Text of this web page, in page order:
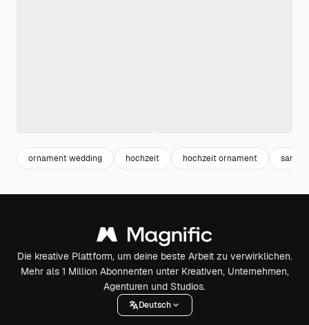
ornament wedding hochzeit hochzeit ornament
Die kreative Plattform, um deine beste Arbeit zu verwirklichen.
Mehr als 1 Million Abonnenten unter Kreativen, Unternehmen,
Agenturen und Studios.
Deutsch